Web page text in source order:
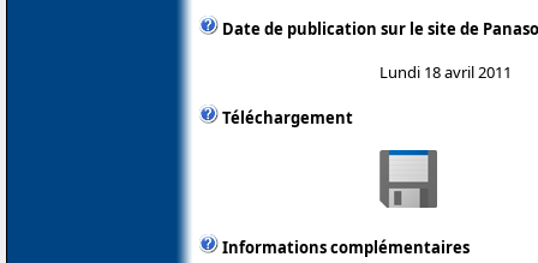
Date de publication sur le site de
Lundi 18 avril 2011
Téléchargement
Informations complémentaires